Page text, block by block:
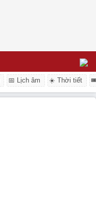
📅 Lịch âm ☀️ Thời tiết